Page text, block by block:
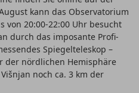
kann das Observatorium
von 20:00-22:00 Uhr besucht
durch das imposante Profi-
Spiegelteleskop –
der nördlichen Hemisphäre
noch ca. 3 km der